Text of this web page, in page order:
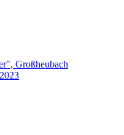
Großheubach